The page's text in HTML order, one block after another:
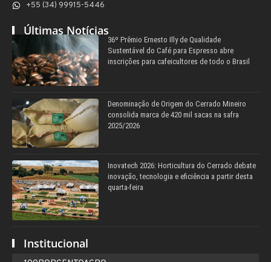
+55 (34) 99915-5446
Últimas Notícias
36º Prêmio Ernesto Illy de Qualidade
Sustentável do Café para Espresso abre
inscrições para cafeicultores de todo o Brasil
Denominação de Origem do Cerrado Mineiro
consolida marca de 420 mil sacas na safra
2025/2026
Inovatech 2026: Horticultura do Cerrado debate
inovação, tecnologia e eficiência a partir desta
quarta-feira
Institucional